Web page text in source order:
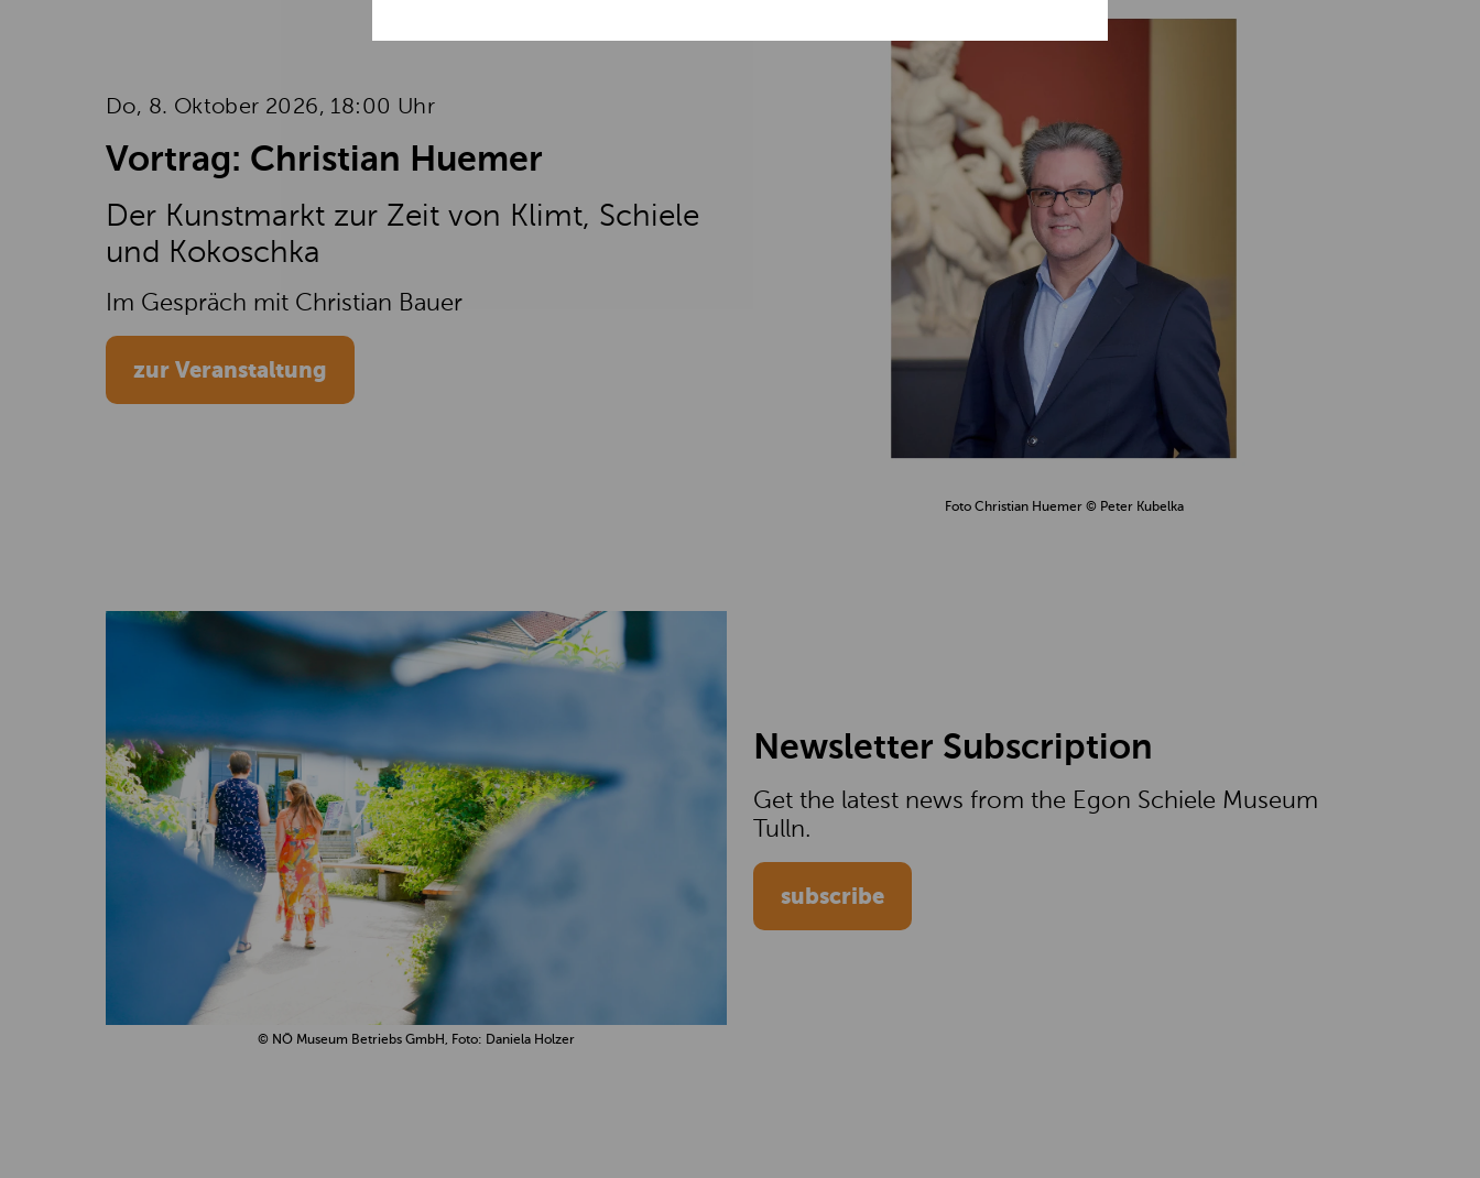
Foto Christian Huemer © Peter Kubelka
Do, 8. Oktober 2026, 18:00 Uhr
Vortrag: Christian Huemer
Der Kunstmarkt zur Zeit von Klimt, Schiele
und Kokoschka
Im Gespräch mit Christian Bauer
zur Veranstaltung
© NÖ Museum Betriebs GmbH, Foto: Daniela Holzer
Newsletter Subscription
Get the latest news from the Egon Schiele Museum
Tulln.
subscribe